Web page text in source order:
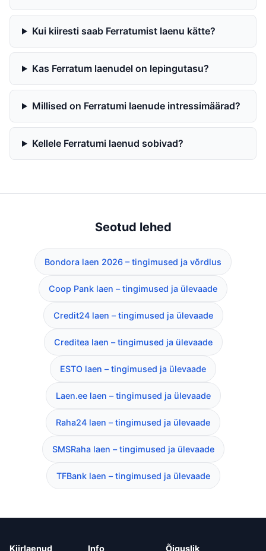
Kui kiiresti saab Ferratumist laenu kätte?
Kas Ferratum laenudel on lepingutasu?
Millised on Ferratumi laenude intressimäärad?
Kellele Ferratumi laenud sobivad?
Seotud lehed
Bondora laen 2026 – tingimused ja võrdlus
Coop Pank laen – tingimused ja ülevaade
Credit24 laen – tingimused ja ülevaade
Creditea laen – tingimused ja ülevaade
ESTO laen – tingimused ja ülevaade
Laen.ee laen – tingimused ja ülevaade
Raha24 laen – tingimused ja ülevaade
SMSRaha laen – tingimused ja ülevaade
TFBank laen – tingimused ja ülevaade
Kiirlaenud Info Õiguslik